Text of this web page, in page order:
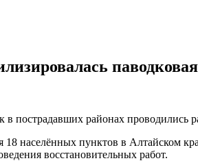
пострадавших районах проводились
18 населённых пунктов в Алтайском
восстановительных работ.